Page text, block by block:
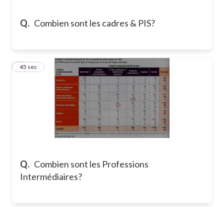
Q. Combien sont les cadres & PIS?
Q. Combien sont les Professions
Intermédiaires?
9
45 sec